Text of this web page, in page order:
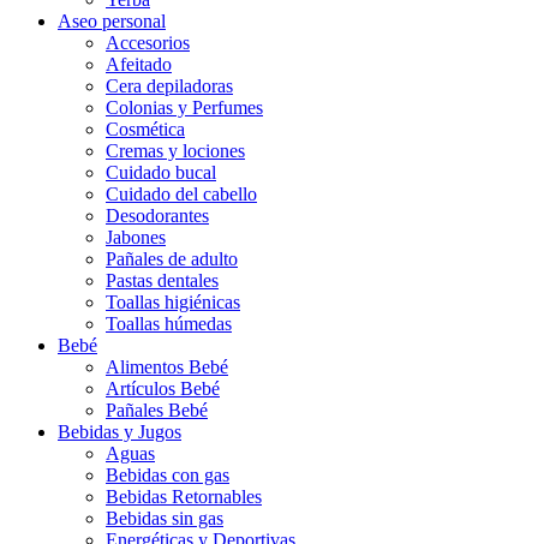
Aseo personal
Accesorios
Afeitado
Cera depiladoras
Colonias y Perfumes
Cosmética
Cremas y lociones
Cuidado bucal
Cuidado del cabello
Desodorantes
Jabones
Pañales de adulto
Pastas dentales
Toallas higiénicas
Toallas húmedas
Bebé
Alimentos Bebé
Artículos Bebé
Pañales Bebé
Bebidas y Jugos
Aguas
Bebidas con gas
Bebidas Retornables
Bebidas sin gas
Energéticas y Deportivas